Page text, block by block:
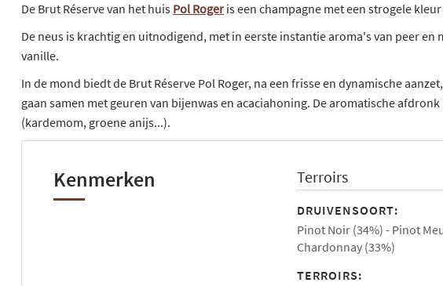
De Brut Réserve van het huis Pol Rogeris een champagne met een strogele
De neus is krachtig en uitnodigend, met in eerste instantie aroma's van peer
vanille.
In de mond biedt de Brut Réserve Pol Roger, na een frisse en dynamische
gaan samen met geuren van bijenwas en acaciahoning. De aromatische
(kardemom, groene anijs...).
Kenmerken Terroirs
DRUIVENSOORT:
Pinot Noir (34%)
Pinot
Chardonnay (33%)
TERROIRS: